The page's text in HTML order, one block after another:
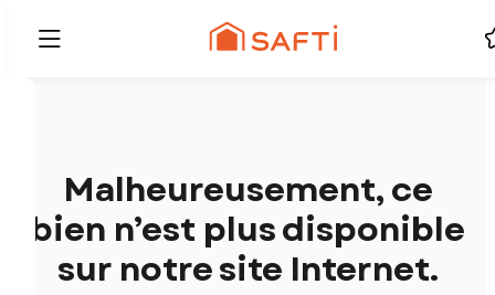
Malheureusement, ce
bien n’est plus disponible
sur notre site Internet.